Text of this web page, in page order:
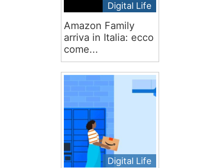
Digital Life
Amazon Family
arriva in Italia: ecco
come...
Digital Life